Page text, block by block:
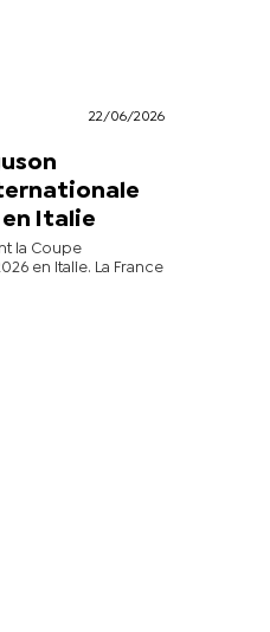
22/06/2026
en Italie
la Coupe
en Italie. La France